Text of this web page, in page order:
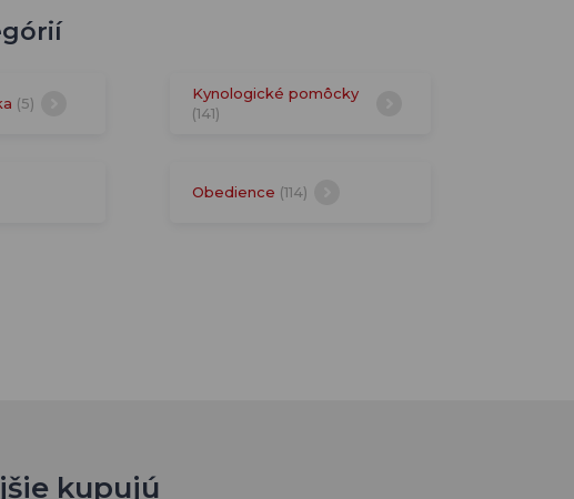
(5)
Kynologické pomôcky
(141)
Obedience (114)
kupujú